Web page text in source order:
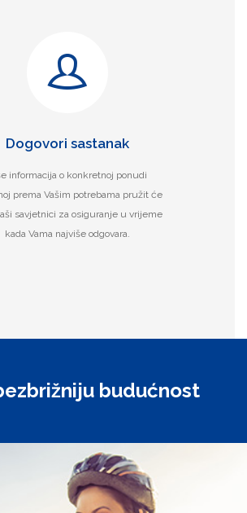
Dogovori sastanak
informacija o konkretnoj ponudi
prema Vašim potrebama pružit će
savjetnici za osiguranje u vrijeme
kada Vama najviše odgovara.
budućnost